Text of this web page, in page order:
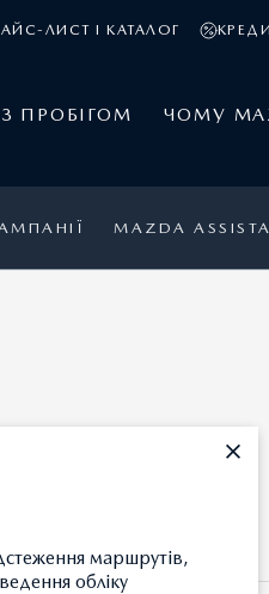
ЛИСТ І КАТАЛОГ
З ПРОБІГОМ ЧОМУ
MAZDA
маршрутів,
обліку